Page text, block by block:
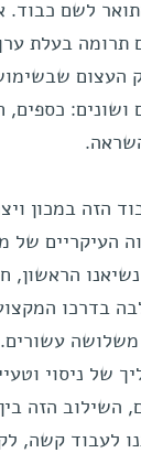
לשם
בעלת
כספים,
הזה במכון
העיקריים של
הראשון,
בדרכו
של ניסוי
השילוב הזה
לעבוד קשה,